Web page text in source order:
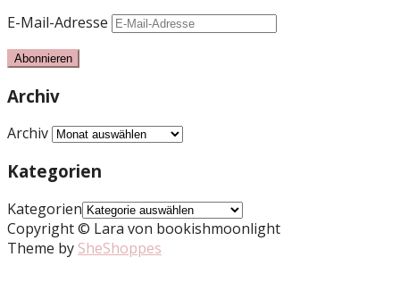
E-Mail-Adresse
Abonnieren
Archiv
Archiv
Kategorien
Kategorien
Copyright © Lara von bookishmoonlight
Theme by SheShoppes